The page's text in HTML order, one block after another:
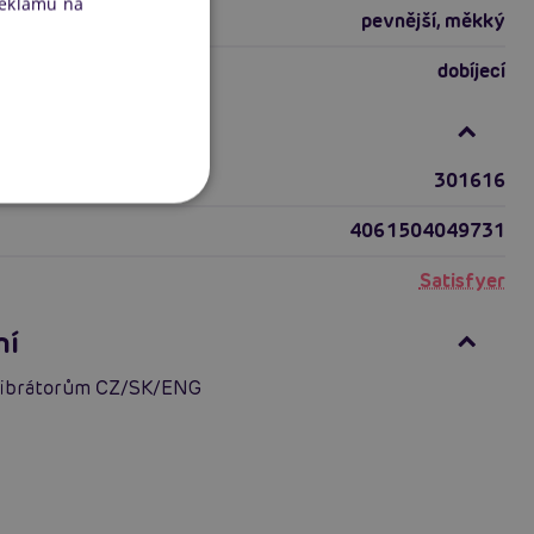
pevnější, měkký
dobíjecí
301616
4061504049731
Satisfyer
CZ/SK/ENG